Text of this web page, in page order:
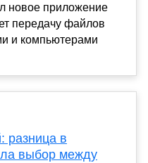
новое приложение
передачу файлов
и компьютерами
разница в
выбор между